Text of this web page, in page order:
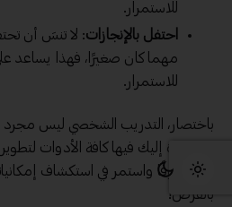
للاستمرار.
احتفل بالإنجازات: لا تنسَ أن
مهما كان صغيرًا، فهذا يساعد
للاستمرار.
باختصار، التدريب الشخصي ليس مجرد
مستمرة إليك فيها كافة الأدوات
كن شغوفًا واستمر في استكشاف
بالفرص!